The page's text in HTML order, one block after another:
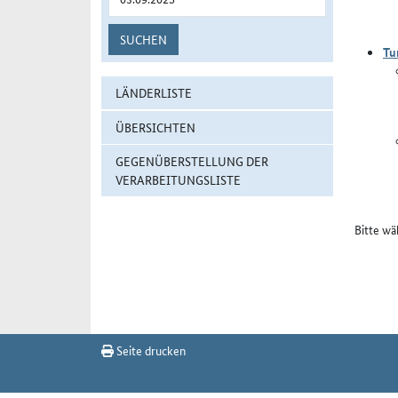
SUCHEN
LÄNDERLISTE
ÜBERSICHTEN
GEGENÜBERSTELLUNG DER
VERARBEITUNGSLISTE
Bitte
Seite drucken